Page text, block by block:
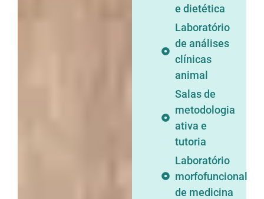
e dietética
Laboratório
de análises
clínicas
animal
Salas de
metodologia
ativa e
tutoria
Laboratório
morfofuncional
de medicina